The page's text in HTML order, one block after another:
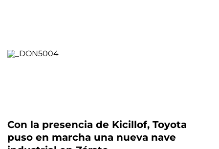
Con la presencia de Kicillof, Toyota
puso en marcha una nueva nave